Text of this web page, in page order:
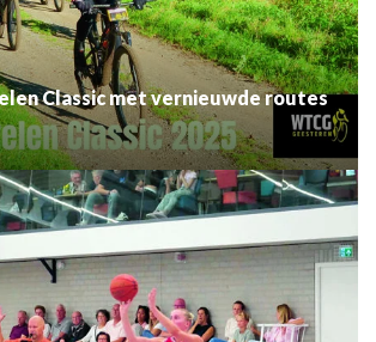
Vasser Heuvelen Classic met vernieuwde routes